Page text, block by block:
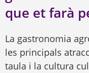
que et farà
La gastronomia
les principals
taula i la cultura